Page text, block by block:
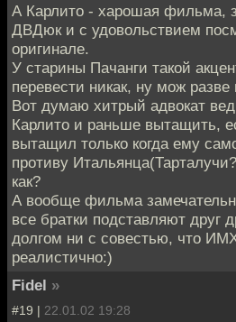
А Карлито - харошая фильма,
ДВДюк и с удовольствием
оригинале.
У старины Пачанги такой
перевести никак, ну мож разве
Вот думаю хитрый адвокат
Карлито и раньше вытащить,
вытащил только когда ему
противу
как?
А вообще фильма
все братки подставляют друг
долгом ни с совестью, что
реалистично:)
Fidel »
#19 | 22.01.02 19:28